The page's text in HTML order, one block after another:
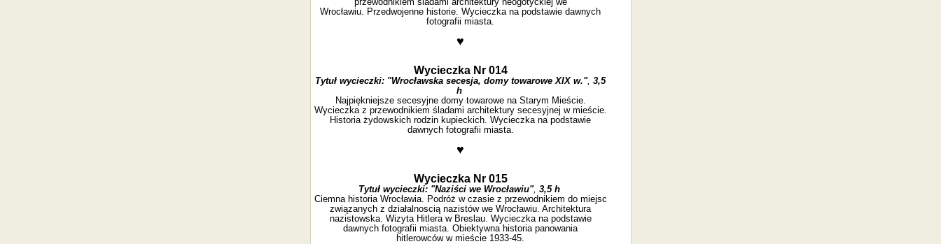
Wrocławiu. Przedwojenne historie. Wycieczka na podstawie dawnych
fotografii miasta.
♥
Wycieczka Nr 014
Tytuł wycieczki: "Wrocławska secesja, domy towarowe XIX w.", 3,5
h
Najpiękniejsze secesyjne domy towarowe na Starym Mieście.
Wycieczka z przewodnikiem śladami architektury secesyjnej w mieście.
Historia żydowskich rodzin kupieckich. Wycieczka na podstawie
dawnych fotografii miasta.
♥
Wycieczka Nr 015
Tytuł wycieczki: "Naziści we Wrocławiu", 3,5 h
Ciemna historia Wrocławia. Podróż w czasie z przewodnikiem do miejsc
związanych z działalnoscią nazistów we Wrocławiu. Architektura
nazistowska. Wizyta Hitlera w Breslau. Wycieczka na podstawie
dawnych fotografii miasta. Obiektywna historia panowania
hitlerowców w mieście 1933-45.